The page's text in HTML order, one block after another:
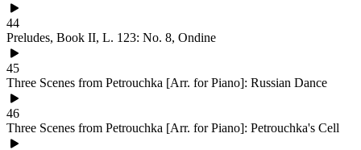
44
Preludes, Book II, L. 123: No. 8, Ondine
45
Three Scenes from Petrouchka [Arr. for Piano]: Russian Dance
46
Three Scenes from Petrouchka [Arr. for Piano]: Petrouchka's Cell